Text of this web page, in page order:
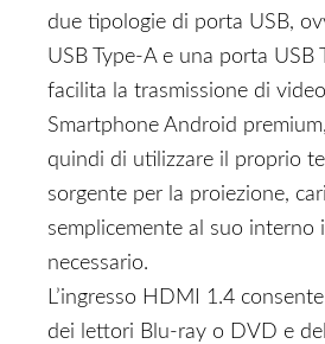
due tipologie di porta USB,
USB Type-A e una porta USB
facilita la trasmissione di
Smartphone Android
quindi di utilizzare il proprio
sorgente per la proiezione,
semplicemente al suo interno
necessario.
L’ingresso HDMI 1.4
dei lettori Blu-ray o DVD e